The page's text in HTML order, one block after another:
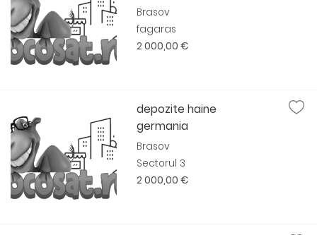
Brasov
fagaras
2 000,00 €
depozite haine
germania
Brasov
Sectorul 3
2 000,00 €